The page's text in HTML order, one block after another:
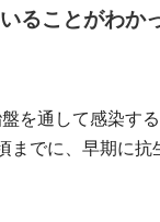
ることがわか
を通して感染す
までに、早期に抗